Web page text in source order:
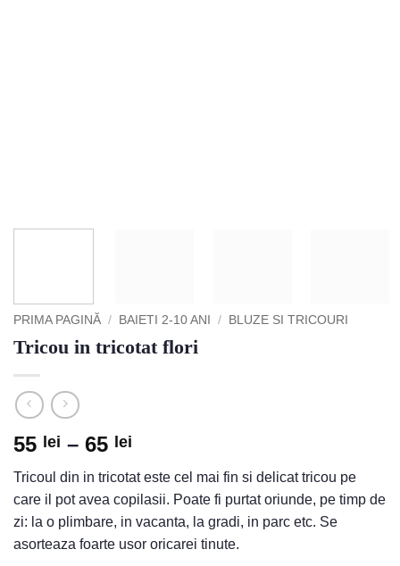
PRIMA PAGINĂ / BAIETI 2-10 ANI / BLUZE SI TRICOURI
Tricou in tricotat flori
55 lei – 65 lei
Tricoul din in tricotat este cel mai fin si delicat tricou pe
care il pot avea copilasii. Poate fi purtat oriunde, pe timp de
zi: la o plimbare, in vacanta, la gradi, in parc etc. Se
asorteaza foarte usor oricarei tinute.